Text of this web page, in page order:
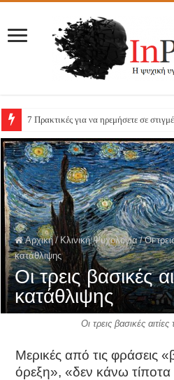
7 Πρακτικές για να ηρεμήσετε σε
Αρχική / Κλινική Ψυχολογία / Οι
κατάθλιψης
Οι τρεις βασικές
κατάθλιψης
Οι τρεις βασικές
Μερικές από τις φράσεις
όρεξη», «δεν κάνω